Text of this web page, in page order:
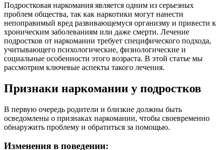
Подростковая наркомания является одним из серьезных
проблем общества, так как наркотики могут нанести
непоправимый вред развивающемуся организму и привести к
хроническим заболеваниям или даже смерти. Лечение
подростков от наркомании требует специфического подхода,
учитывающего психологические, физиологические и
социальные особенности этого возраста. В этой статье мы
рассмотрим ключевые аспекты такого лечения.
Признаки наркомании у подростков
В первую очередь родители и близкие должны быть
осведомлены о признаках наркомании, чтобы своевременно
обнаружить проблему и обратиться за помощью.
Изменения в поведении: